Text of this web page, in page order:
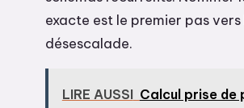
exacte est le premier pas vers
désescalade.
LIRE AUSSI Calcul prise de